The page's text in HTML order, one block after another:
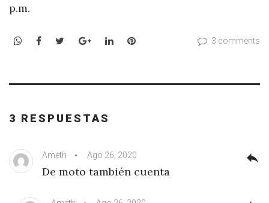
p.m.
WhatsApp
Facebook
TwitterGoogle+LinkedInPinterest 3 comments
3 RESPUESTAS
Ameth Ago 26, 2020
De moto también cuenta
reply